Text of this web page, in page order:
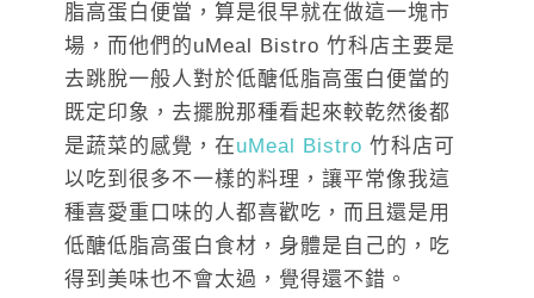
脂高蛋白便當，算是很早就在做這一塊市
場，而他們的uMeal Bistro 竹科店主要是
去跳脫一般人對於低醣低脂高蛋白便當的
既定印象，去擺脫那種看起來較乾然後都
是蔬菜的感覺，在uMeal Bistro 竹科店可
以吃到很多不一樣的料理，讓平常像我這
種喜愛重口味的人都喜歡吃，而且還是用
低醣低脂高蛋白食材，身體是自己的，吃
得到美味也不會太過，覺得還不錯。